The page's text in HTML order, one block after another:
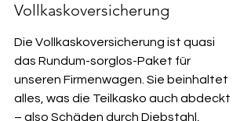
Vollkaskoversicherung
Die Vollkaskoversicherung ist quasi
das Rundum-sorglos-Paket für
unseren Firmenwagen. Sie beinhaltet
alles, was die Teilkasko auch abdeckt
– also Schäden durch Diebstahl,